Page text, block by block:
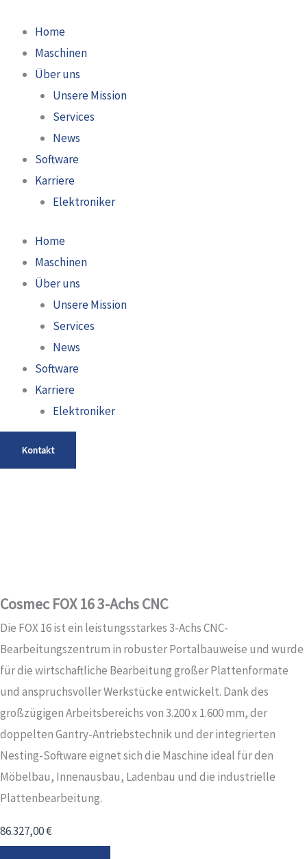
Inhalt
springen
Home
Maschinen
Über uns
Unsere Mission
Services
News
Software
Karriere
Elektroniker
Home
Maschinen
Über uns
Unsere Mission
Services
News
Software
Karriere
Elektroniker
Kontakt
Cosmec FOX 16 3-Achs CNC
Die FOX 16 ist ein leistungsstarkes 3-Achs CNC-
Bearbeitungszentrum in robuster Portalbauweise und wurde
für die wirtschaftliche Bearbeitung großer Plattenformate
und anspruchsvoller Werkstücke entwickelt. Dank des
großzügigen Arbeitsbereichs von 3.200 x 1.600 mm, der
doppelten Gantry-Antriebstechnik und der integrierten
Nesting-Software eignet sich die Maschine ideal für den
Möbelbau, Innenausbau, Ladenbau und die industrielle
Plattenbearbeitung.
86.327,00€